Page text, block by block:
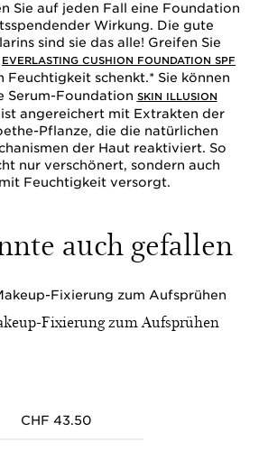
Sie auf jeden Fall eine Foundation
Wirkung. Die gute
sind sie das alle! Greifen Sie
EVERLASTING CUSHION FOUNDATION SPF
Feuchtigkeit schenkt.* Sie können
Serum-Foundation SKIN ILLUSION
angereichert mit Extrakten der
Pflanze, die die natürlichen
der Haut reaktiviert. So
nur verschönert, sondern auch
Feuchtigkeit versorgt.
auch gefallen
Fixierung zum Aufsprühen
CHF 43.50